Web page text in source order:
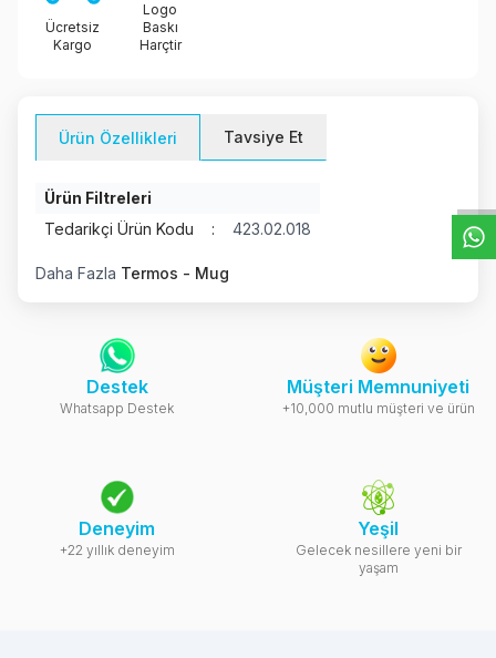
Ücretsiz
Kargo
Logo
Baskı
Harçtir
Ürün Özellikleri Tavsiye Et
Ürün Filtreleri
Tedarikçi Ürün Kodu
: 423.02.018
Daha Fazla Termos - Mug
Destek
Whatsapp Destek
Müşteri Memnuniyeti
+10,000 mutlu müşteri ve ürün
Deneyim
+22 yıllık deneyim
Yeşil
Gelecek nesillere yeni bir
yaşam